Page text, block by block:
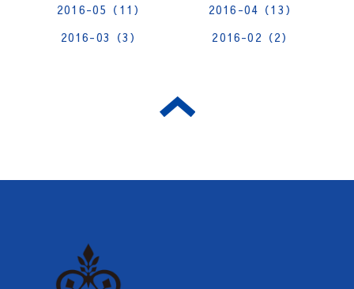
2016-05（11）
2016-04（13）
2016-03（3）
2016-02（2）